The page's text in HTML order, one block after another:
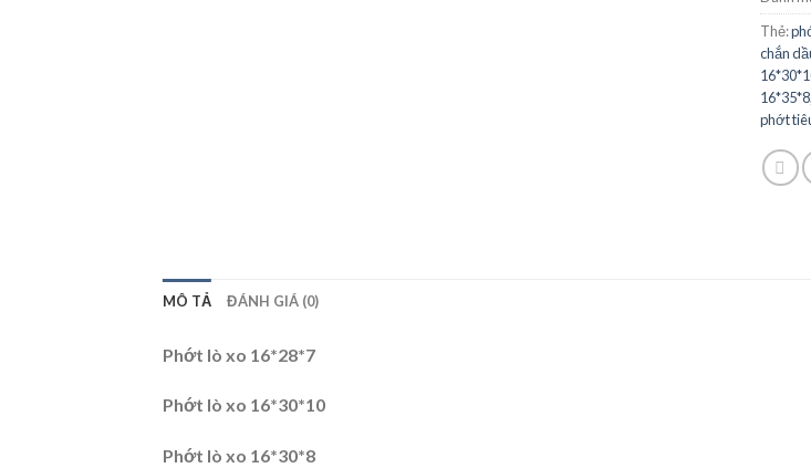
Thẻ:
chắn
16*35*8,
phớt
MÔ TẢ ĐÁNH GIÁ (0)
Phớt lò xo 16*28*7
Phớt lò xo 16*30*10
Phớt lò xo 16*30*8